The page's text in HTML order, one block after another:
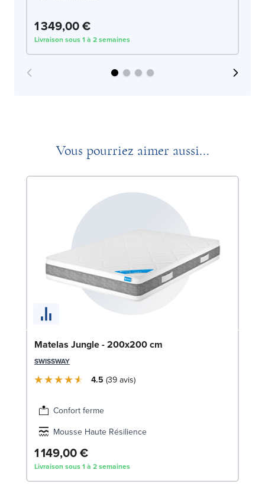
1 349,00 €
Livraison sous 1 à 2 semaines
Vous pourriez aimer aussi...
Matelas Jungle - 200x200 cm
SWISSWAY
4.5 39 avis
Confort ferme
Mousse Haute Résilience
1 149,00 €
Livraison sous 1 à 2 semaines